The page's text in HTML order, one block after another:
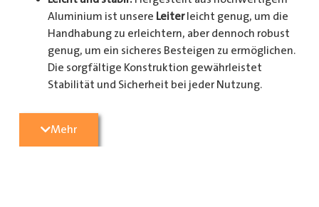
Aluminium ist unsere Leiterleicht genug, um die
Handhabung zu erleichtern, aber dennoch robust
genug, um ein sicheres Besteigen zu ermöglichen.
Die sorgfältige Konstruktion gewährleistet
Stabilität und Sicherheit bei jeder Nutzung.
Mehr